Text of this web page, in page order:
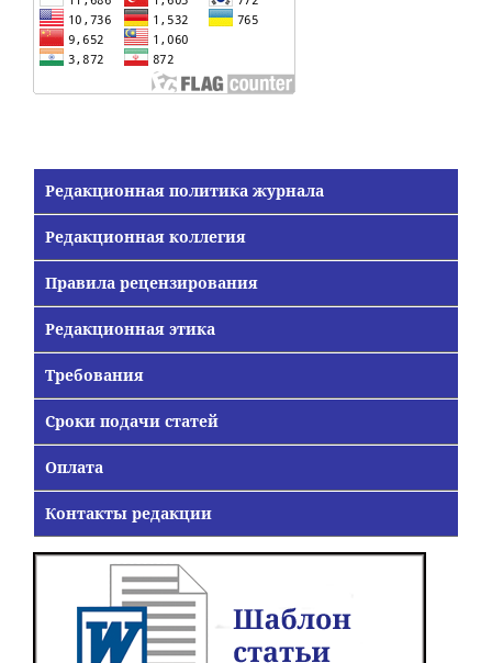
Редакционная политика журнала
Редакционная коллегия
Правила рецензирования
Редакционная этика
Требования
Сроки подачи статей
Оплата
Контакты редакции